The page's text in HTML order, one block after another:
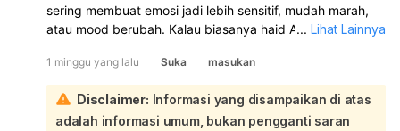
sering membuat emosi jadi lebih sensitif, mudah marah,
atau mood berubah. Kalau biasanya haid Anda teratur
mendekati tanggalnya, kemungkinan itu masih dalam
batas normal. Siklus haid normal umumnya tiap 23–35
hari. Namun, kalau perubahan emosi sangat berat,
mengganggu aktivitas, atau disertai haid yang sangat
... Lihat Lainnya
1 minggu yang lalu Suka masukan
Disclaimer: Informasi yang disampaikan di atas
adalah informasi umum, bukan pengganti saran